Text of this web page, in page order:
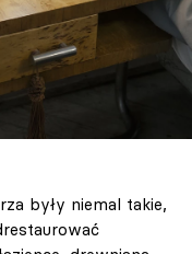
były niemal takie,